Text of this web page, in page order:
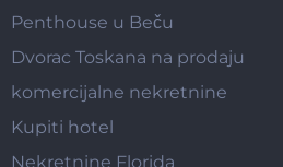
Penthouse u Beču
Dvorac Toskana na prodaju
komercijalne nekretnine
Kupiti hotel
Nekretnine Florida